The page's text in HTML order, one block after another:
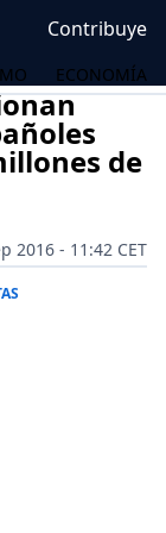
Contribuye
ECONOMÍA
de
2016 - 11:42 CET